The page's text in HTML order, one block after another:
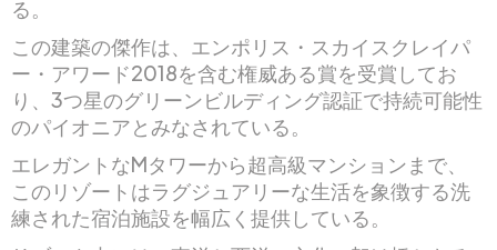
る。
この建築の傑作は、エンポリス・スカイスクレイパ
ー・アワード2018を含む権威ある賞を受賞してお
り、3つ星のグリーンビルディング認証で持続可能性
のパイオニアとみなされている。
エレガントなMタワーから超高級マンションまで、
このリゾートはラグジュアリーな生活を象徴する洗
練された宿泊施設を幅広く提供している。